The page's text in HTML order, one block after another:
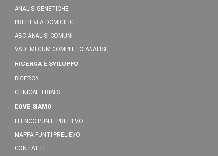
ANALISI GENETICHE
PRELIEVI A DOMICILIO
ABC ANALISI COMUNI
VADEMECUM COMPLETO ANALISI
RICERCA E SVILUPPO
RICERCA
CLINICAL TRIALS
DOVE SIAMO
ELENCO PUNTI PRELIEVO
MAPPA PUNTI PRELIEVO
CONTATTI